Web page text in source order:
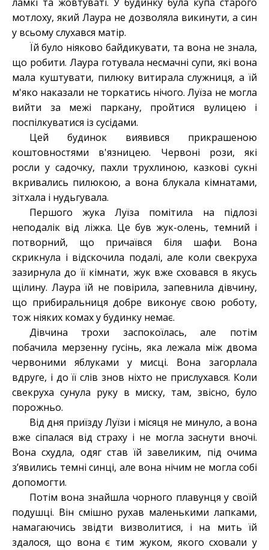
ламкі та жовтуваті. У будинку була купа старого
мотлоху, який Лаура не дозволяла викинути, а син
у всьому слухався матір.
Їй було ніяково байдикувати, та вона не знала,
що робити. Лаура готувала несмачні супи, які вона
мала куштувати, пилюку витирала служниця, а їй
м'яко наказали не торкатись нічого. Луїза не могла
вийти за межі паркану, пройтися вулицею і
поспілкуватися із сусідами.
Цей будинок виявився прикрашеною
коштовностями в'язницею. Червоні рози, які
росли у садочку, пахли трухлиною, казкові сукні
вкривались пилюкою, а вона блукала кімнатами,
зітхала і нудьгувала.
Першого жука Луїза помітила на підлозі
неподалік від ліжка. Це був жук-олень, темний і
потворний, що причаївся біля шафи. Вона
скрикнула і відскочила подалі, але коли свекруха
зазирнула до її кімнати, жук вже сховався в якусь
щілину. Лаура їй не повірила, запевнила дівчину,
що прибиральниця добре виконує свою роботу,
тож ніяких комах у будинку немає.
Дівчина трохи заспокоїлась, але потім
побачила мерзенну гусінь, яка лежала між двома
червоними яблуками у мисці. Вона загорлала
вдруге, і до її слів знов ніхто не прислухався. Коли
свекруха сунула руку в миску, там, звісно, було
порожньо.
Від дня приїзду Луїзи і місяця не минуло, а вона
вже сіпалася від страху і не могла заснути вночі.
Вона схудла, одяг став їй завеликим, під очима
з’явились темні синці, але вона нічим не могла собі
допомогти.
Потім вона знайшла чорного плавунця у своїй
подушці. Він смішно рухав маленькими лапками,
намагаючись звідти визволитися, і на мить їй
здалося, що вона є тим жуком, якого сховали у